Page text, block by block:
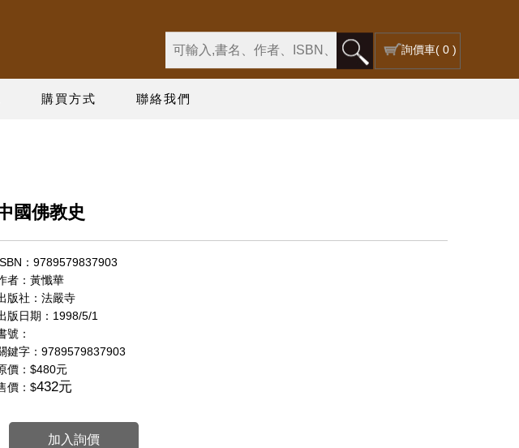
詢價車( 0 )
購買方式 聯絡我們
國佛教史
：9789579837903
者：黃懺華
版社：法嚴寺
版日期：1998/5/1
號：
鍵字：9789579837903
價： $480元
價：$432元
加入詢價